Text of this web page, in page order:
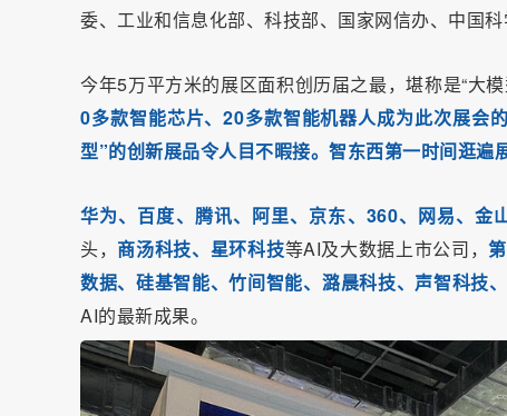
委、工业和信息化部、科技部、国家网信办、中国
今年5万平方米的展区面积创历届之最，堪称是“大
0多款智能芯片、20多款智能机器人成为此次展会
型”的创新展品令人目不暇接。智东西第一时间逛遍
华为、百度、腾讯、阿里、京东、360、网易、金
头， 商汤科技、星环科技等AI及大数据上市公司，
数据、硅基智能、竹间智能、潞晨科技、声智科技
AI的最新成果。